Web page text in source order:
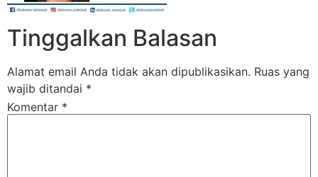
Tinggalkan Balasan
Alamat email Anda tidak akan dipublikasikan. Ruas yang
wajib ditandai *
Komentar *